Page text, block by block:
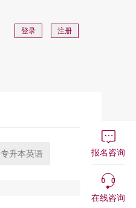
登录 注册
专升本英语 报名咨询
在线咨询